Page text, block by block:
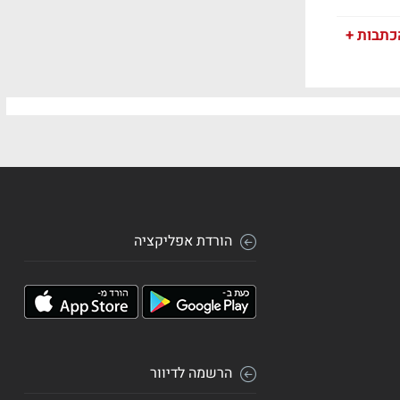
+
הורדת אפליקציה
הרשמה לדיוור